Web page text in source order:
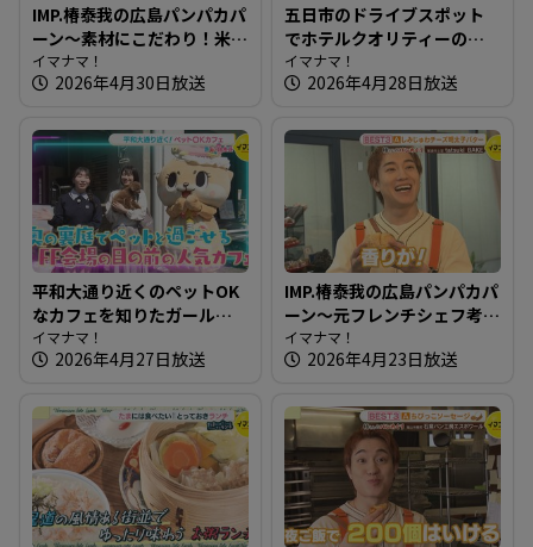
IMP.椿泰我の広島パンパカパ
ーン～素材にこだわり！米
粉パンを作る体にいいパン
屋さん
イマナマ！
2026年4月30日放送
五日市のドライブスポット
でホテルクオリティーのハ
ンバーグ～いろはビレッジ
【たまにはそとランチ】
イマナマ！
2026年4月28日放送
平和大通り近くのペットOK
なカフェを知りたガール
【街ネタ！知りたガール】
イマナマ！
2026年4月27日放送
IMP.椿泰我の広島パンパカパ
ーン～元フレンチシェフ考
案！薔薇酵母使用のパン屋
さん
イマナマ！
2026年4月23日放送